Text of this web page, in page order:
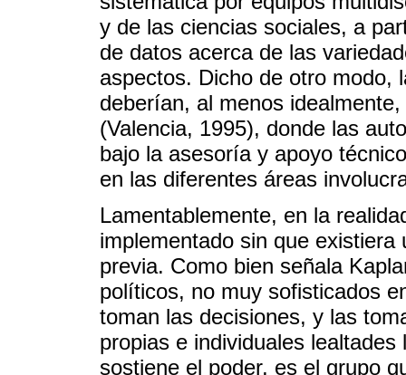
y de las ciencias sociales, a
de datos acerca de las
aspectos. Dicho de otro modo,
deberían, al menos
(Valencia, 1995), donde las
bajo la asesoría y apoyo
en las diferentes áreas
Lamentablemente, en la
implementado sin que
previa. Como bien señala
políticos, no muy sofisticados
toman las decisiones, y las
propias e individuales
sostiene el poder, es el grupo